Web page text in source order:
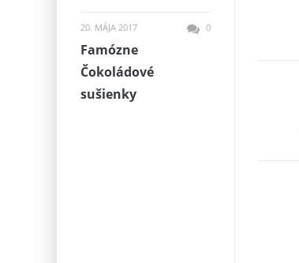
20. MÁJA 2017 0
Famózne
Čokoládové
sušienky